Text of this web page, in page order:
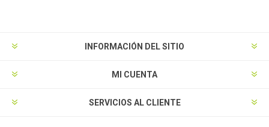
INFORMACIÓN DEL SITIO
MI CUENTA
SERVICIOS AL CLIENTE